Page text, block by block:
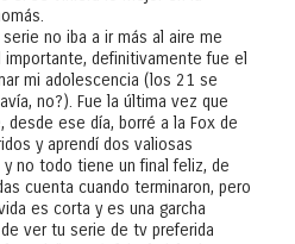
no iba a ir más al aire me
importante, definitivamente fue el
mi adolescencia (los 21 se
no?). Fue la última vez que
desde ese día, borré a la Fox de
y aprendí dos valiosas
no todo tiene un final feliz, de
cuenta cuando terminaron, pero
es corta y es una garcha
ver tu serie de tv preferida